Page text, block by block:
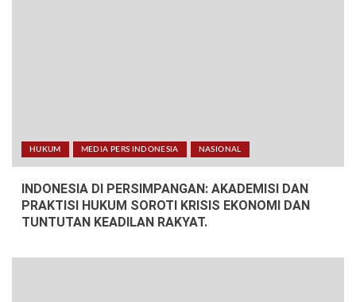
HUKUM MEDIA PERS INDONESIA NASIONAL
INDONESIA DI PERSIMPANGAN: AKADEMISI DAN
PRAKTISI HUKUM SOROTI KRISIS EKONOMI DAN
TUNTUTAN KEADILAN RAKYAT.